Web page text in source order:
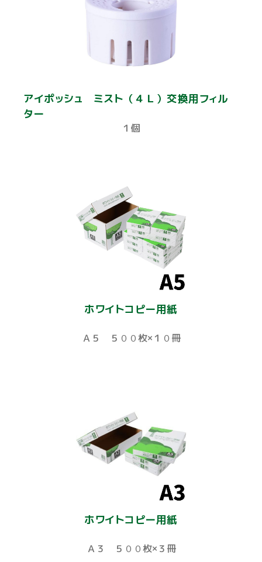
アイポッシュ ミスト（４Ｌ）交換用フィル
ター
１個
ホワイトコピー用紙
Ａ５ ５００枚×１０冊
ホワイトコピー用紙
Ａ３ ５００枚×３冊